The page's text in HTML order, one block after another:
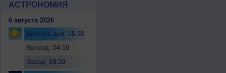
АСТРОНОМИЯ
6 августа 2026
Долгота дня: 15:10
Восход: 04:19
Заход: 19:29